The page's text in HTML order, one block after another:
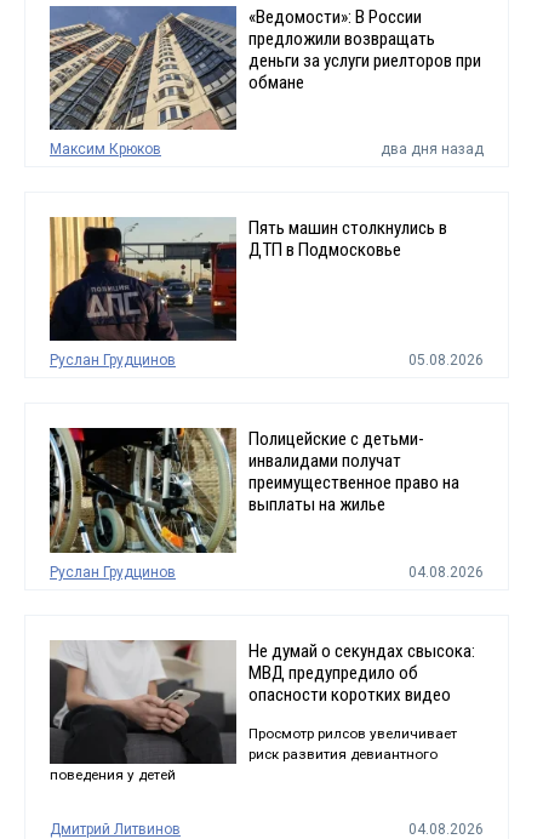
«Ведомости»: В России
предложили возвращать
деньги за услуги риелторов при
обмане
Максим Крюков два дня назад
Пять машин столкнулись в
ДТП в Подмосковье
Руслан Грудцинов 05.08.2026
Полицейские с детьми-
инвалидами получат
преимущественное право на
выплаты на жилье
Руслан Грудцинов 04.08.2026
Не думай о секундах свысока:
МВД предупредило об
опасности коротких видео
Просмотр рилсов увеличивает
риск развития девиантного
поведения у детей
Дмитрий Литвинов 04.08.2026